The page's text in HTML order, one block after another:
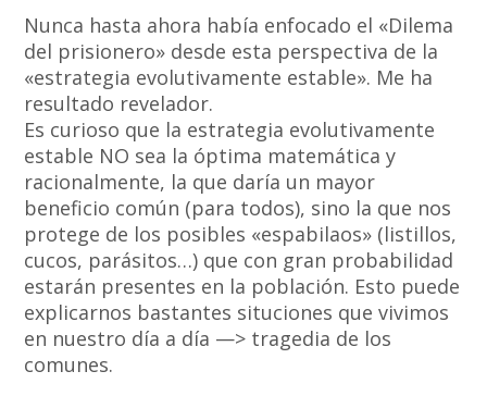
Nunca hasta ahora había enfocado el «Dilema
del prisionero» desde esta perspectiva de la
«estrategia evolutivamente estable». Me ha
resultado revelador.
Es curioso que la estrategia evolutivamente
estable NO sea la óptima matemática y
racionalmente, la que daría un mayor
beneficio común (para todos), sino la que nos
protege de los posibles «espabilaos» (listillos,
cucos, parásitos…) que con gran probabilidad
estarán presentes en la población. Esto puede
explicarnos bastantes situciones que vivimos
en nuestro día a día —> tragedia de los
comunes.